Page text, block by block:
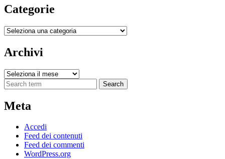
Categorie
Categorie
Archivi
Archivi
Search
Meta
Accedi
Feed dei contenuti
Feed dei commenti
WordPress.org